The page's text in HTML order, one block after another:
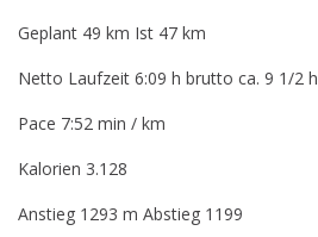
Geplant 49 km Ist 47 km
Netto Laufzeit 6:09 h brutto ca. 9 1/2 h
Pace 7:52 min / km
Kalorien 3.128
Anstieg 1293 m Abstieg 1199